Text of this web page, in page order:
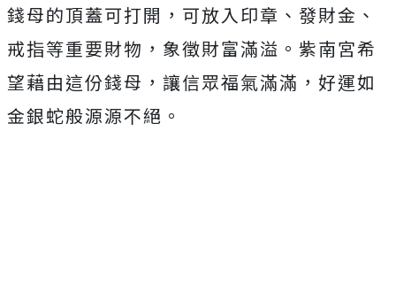
錢母的頂蓋可打開，可放入印章、發財金、
戒指等重要財物，象徵財富滿溢。紫南宮希
望藉由這份錢母，讓信眾福氣滿滿，好運如
金銀蛇般源源不絕。